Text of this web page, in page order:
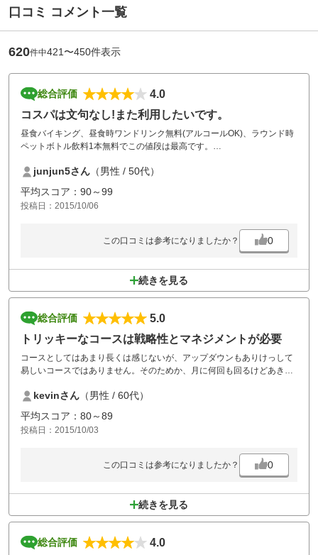
口コミ コメント一覧
620件中421〜450件表示
総合評価
4.0
コスパは文句なし!また利用したいです。
昼食バイキング、昼食時ワンドリンク無料(アルコールOK)、ラウンド時
ペットボトル飲料1本無料でこの値段は最高です。
コースは何度かラウンドさせていただいていますがフェアウェイが狭い
のは我々ビギナーには厳しいですが、それは承知して利用させていただ
きました。
昨日に限って言えばカートの調子が悪かった??
リモコンのボタンが効かない??と思った事が何度かありましたし、後続
後続組の方はティーグランドからカートの所まで走って来てクラブを何
本か抜いてまたティーグランドに走って戻って行ってました。
ショートホールなのがまだ幸いでしたが･･･
junjun5さん （男性 / 50代）
平均スコア：90～99
投稿日：2015/10/06
この口コミは参考になりましたか？ 0
続きを見る
総合評価
5.0
トリッキーなコースは戦略性とマネジメントが必要
コースとしてはあまり長くは感じないが、アップダウンもありけっして
易しいコースではありません。そのためか、月に何回も回るけどあきま
高台からの景色は360度楽しめ気持ちがいい。
スタッフの皆さんは明るく親切。アットホームな雰囲気で安心できるゴ
ルフ場だと思う。
kevinさん （男性 / 60代）
平均スコア：80～89
投稿日：2015/10/03
この口コミは参考になりましたか？ 0
続きを見る
総合評価
4.0